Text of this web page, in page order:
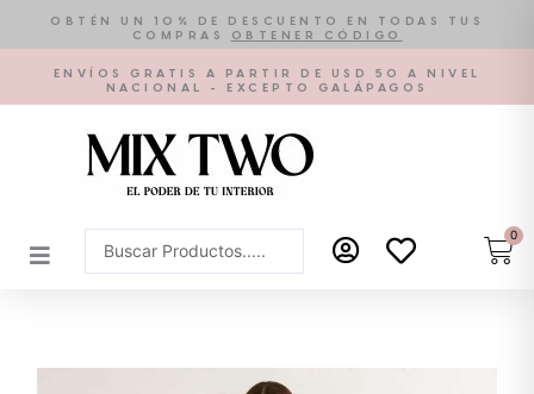
contenido
OBTÉN UN 10% DE DESCUENTO EN TODAS TUS
COMPRAS
OBTENER CÓDIGO
ENVÍOS GRATIS A PARTIR DE USD 50 A NIVEL
NACIONAL - EXCEPTO GALÁPAGOS
Search
...
0